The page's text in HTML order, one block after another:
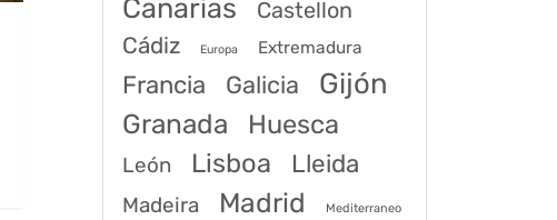
Canarias
Castellon
Cádiz
Europa Extremadura
Francia Galicia Gijón
Granada Huesca
León Lisboa Lleida
Madeira Madrid Mediterraneo